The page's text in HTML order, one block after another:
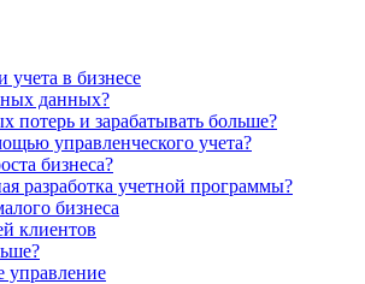
в бизнесе
данных?
потерь и зарабатывать больше?
управленческого учета?
бизнеса?
разработка учетной программы?
бизнеса
клиентов
управление